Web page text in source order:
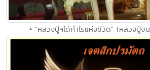
• "หลวงปู่ฯได้กำไรแห่งชีวิต" (หลวงปู่จั